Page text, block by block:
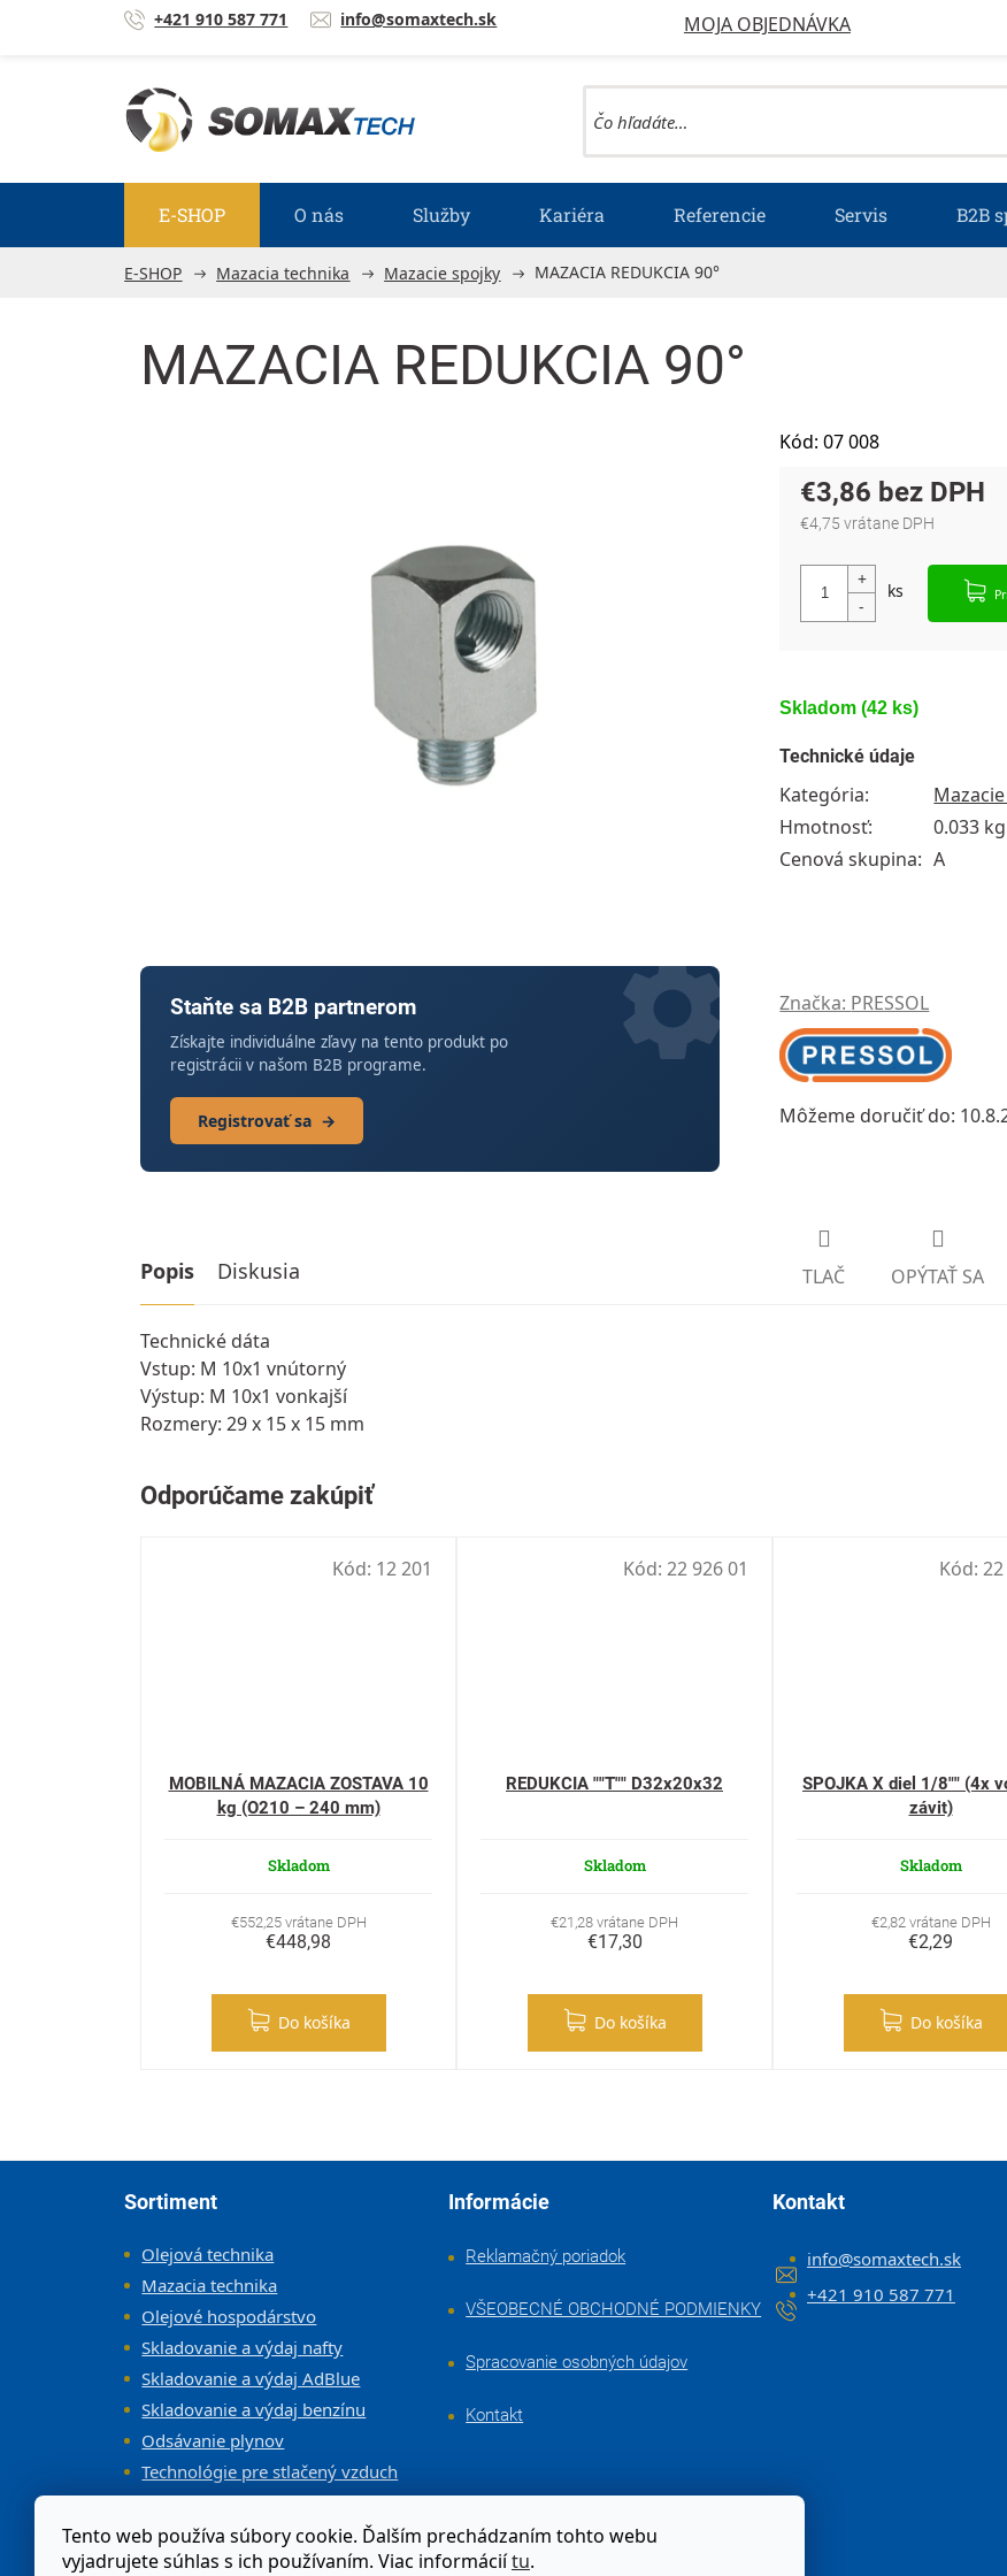
Tento web používa súbory cookie. Ďalším prechádzaním tohto webu
vyjadrujete súhlas s ich používaním. Viac informáciítu.
Prejsť na obsah +421 910 587 771 info@somaxtech.sk MOJA OBJEDNÁVKA
E-SHOP O nás Služby Kariéra Referencie Servis B2B
E-SHOP Mazacia technika Mazacie spojky MAZACIA REDUKCIA 90°
MAZACIA REDUKCIA 90°
Staňte sa B2B partnerom
Získajte individuálne zľavy na tento produkt po
registrácii v našom B2B programe.
Registrovať sa →
Skladom(42 ks)
Značka: PRESSOL
Môžeme doručiť do:
€3,86
€4,75 vrátane DPH
TLAČ OPÝTAŤ SA
Kód: 07 008
Technické údaje
Kategória:
Hmotnosť:
0.033 kg
Cenová skupina: A
Popis Diskusia
Technické dáta
Vstup: M 10x1 vnútorný
Výstup: M 10x1 vonkajší
Rozmery: 29 x 15 x 15 mm
MOBILNÁ MAZACIA ZOSTAVA 10
kg (O210 – 240 mm)
Skladom
€552,25 vrátane DPH
€448,98
Do košíka
Kód: 12 201
REDUKCIA ""T"" D32x20x32
Skladom
€21,28 vrátane DPH
€17,30
Do košíka
Kód: 22 926 01
SPOJKA X diel 1/8"" (4x
závit)
Skladom
€2,82 vrátane DPH
€2,29
Do košíka
Kód:
Sortiment
Olejová technika
Mazacia technika
Olejové hospodárstvo
Skladovanie a výdaj nafty
Skladovanie a výdaj AdBlue
Skladovanie a výdaj benzínu
Odsávanie plynov
Technológie pre stlačený vzduch
Vybavenie dielne a servisov
Informácie
Reklamačný poriadok
VŠEOBECNÉ OBCHODNÉ PODMIENKY
Spracovanie osobných údajov
Kontakt
Kontakt
info@somaxtech.sk
+421 910 587 771